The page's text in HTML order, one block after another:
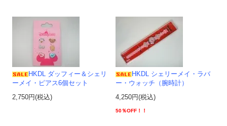
HKDL ダッフィー＆シェリ
ーメイ・ピアス6個セット
2,750円(税込)
HKDL シェリーメイ・ラバ
ー・ウォッチ（腕時計）
4,250円(税込)
50％OFF！！